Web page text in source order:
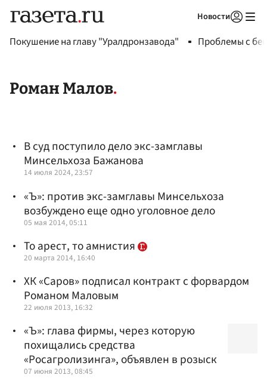
Новости
Покушение на главу "Уралдронзавода" Проблемы с
Роман Малов
В суд поступило дело экс-замглавы
Минсельхоза Бажанова
14 июля 2024, 23:57
«Ъ»: против экс-замглавы Минсельхоза
возбуждено еще одно уголовное дело
05 мая 2014, 05:11
То арест, то амнистия
20 марта 2014, 16:40
ХК «Саров» подписал контракт с форвардом
Романом Маловым
22 июля 2013, 16:32
«Ъ»: глава фирмы, через которую
похищались средства
«Росагролизинга», объявлен в розыск
07 июня 2013, 08:45